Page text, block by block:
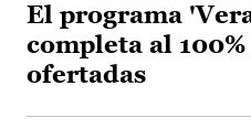
El programa
completa al
ofertadas